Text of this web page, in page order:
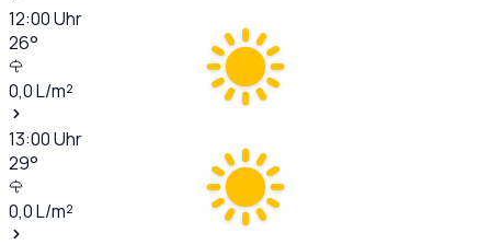
12:00Uhr
26°
0,0L/m²
13:00Uhr
29°
0,0L/m²